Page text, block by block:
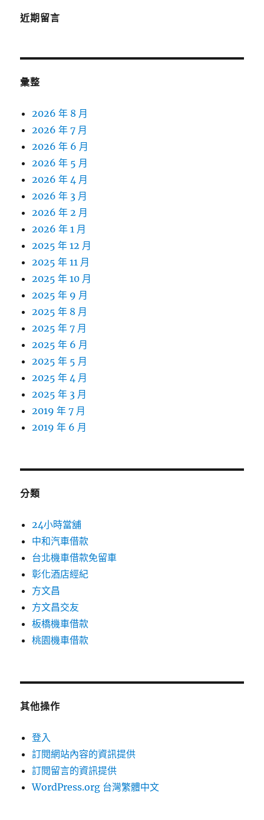
近期留言
彙整
2026 年 8 月
2026 年 7 月
2026 年 6 月
2026 年 5 月
2026 年 4 月
2026 年 3 月
2026 年 2 月
2026 年 1 月
2025 年 12 月
2025 年 11 月
2025 年 10 月
2025 年 9 月
2025 年 8 月
2025 年 7 月
2025 年 6 月
2025 年 5 月
2025 年 4 月
2025 年 3 月
2019 年 7 月
2019 年 6 月
分類
24小時當舖
中和汽車借款
台北機車借款免留車
彰化酒店經紀
方文昌
方文昌交友
板橋機車借款
桃園機車借款
其他操作
登入
訂閱網站內容的資訊提供
訂閱留言的資訊提供
WordPress.org 台灣繁體中文